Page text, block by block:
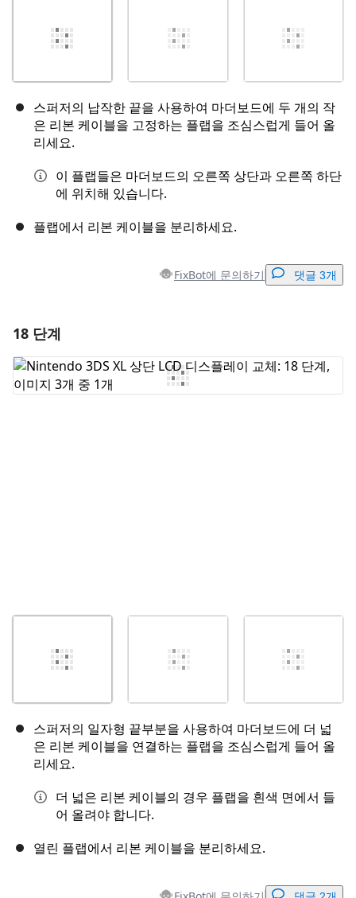
스퍼저의 납작한 끝을 사용하여 마더보드에 두 개의 작
은 리본 케이블을 고정하는 플랩을 조심스럽게 들어 올
리세요.
이 플랩들은 마더보드의 오른쪽 상단과 오른쪽 하단
에 위치해 있습니다.
플랩에서 리본 케이블을 분리하세요.
FixBot에 문의하기 댓글 3개
댓글 쓰기
18 단계
스퍼저의 일자형 끝부분을 사용하여 마더보드에 더 넓
은 리본 케이블을 연결하는 플랩을 조심스럽게 들어 올
리세요.
더 넓은 리본 케이블의 경우 플랩을 흰색 면에서 들
어 올려야 합니다.
열린 플랩에서 리본 케이블을 분리하세요.